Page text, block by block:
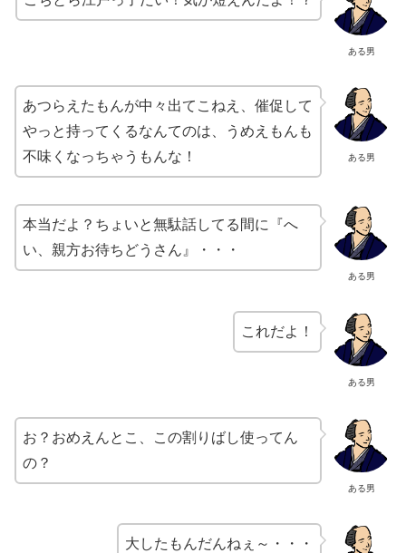
ある男
ある男
あつらえたもんが中々出てこねえ、催促して
やっと持ってくるなんてのは、うめえもんも
不味くなっちゃうもんな！
ある男
本当だよ？ちょいと無駄話してる間に『へ
い、親方お待ちどうさん』・・・
ある男
これだよ！
ある男
お？おめえんとこ、この割りばし使ってん
の？
大したもんだんねぇ～・・・